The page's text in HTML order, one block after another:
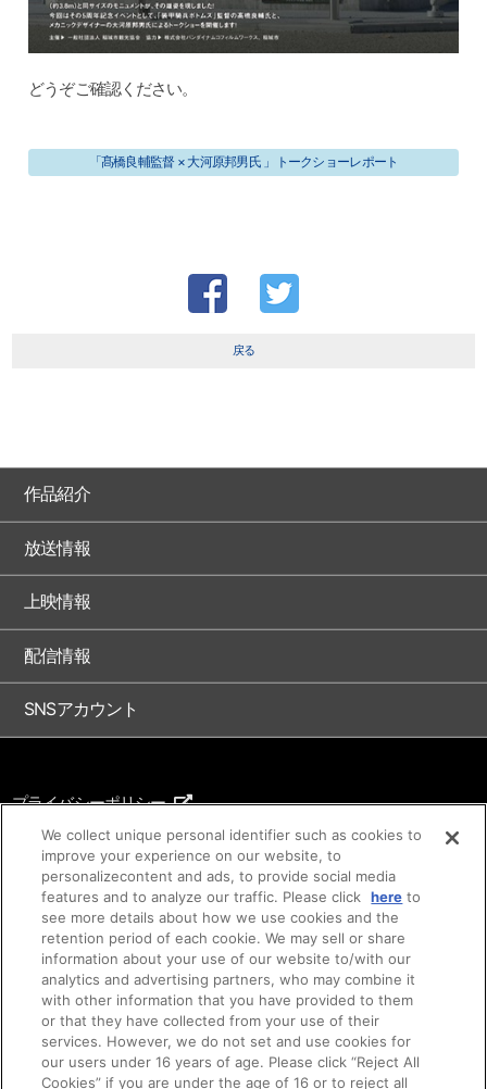
どうぞご確認ください。
「髙橋良輔監督 × 大河原邦男氏 」トークショーレポート
戻る
作品紹介
放送情報
上映情報
配信情報
SNSアカウント
プライバシーポリシー
ご利用条件
著作権について
アイデア等のご提案について
We collect unique personal identifier such as cookies to
improve your experience on our website, to
personalizecontent and ads, to provide social media
features and to analyze our traffic. Please click here to
see more details about how we use cookies and the
retention period of each cookie. We may sell or share
information about your use of our website to/with our
analytics and advertising partners, who may combine it
with other information that you have provided to them
or that they have collected from your use of their
services. However, we do not set and use cookies for
our users under 16 years of age. Please click “Reject All
Cookies” if you are under the age of 16 or to reject all